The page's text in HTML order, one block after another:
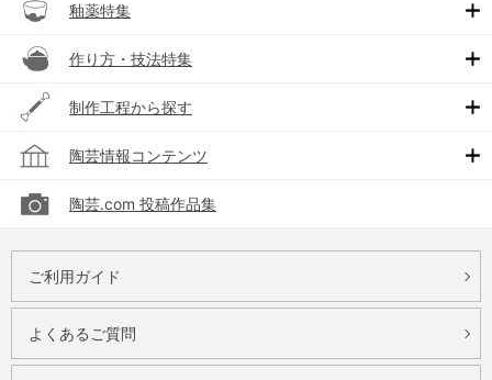
釉薬特集
作り方・技法特集
制作工程から探す
陶芸情報コンテンツ
陶芸.com 投稿作品集
ご利用ガイド
よくあるご質問